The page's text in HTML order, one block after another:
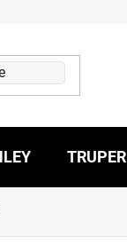
TRUPER